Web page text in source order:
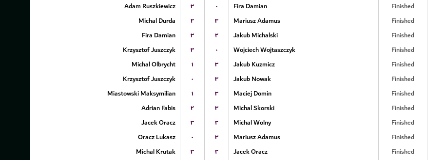
Adam Ruszkiewicz
۳ ۰ Fira Damian Finished
Michal Durda
۲ ۳ Mariusz Adamus Finished
Fira Damian
۳ ۲ Jakub Michalski Finished
Krzysztof Juszczyk
۳ ۰ Wojciech Wojtaszczyk Finished
Michal Olbrycht
۱ ۳ Jakub Kuzmicz Finished
Krzysztof Juszczyk
۰ ۳ Jakub Nowak Finished
Miastowski Maksymilian
۱ ۳ Maciej Domin Finished
Adrian Fabis
۲ ۳ Michal Skorski Finished
Jacek Oracz
۳ ۲ Michal Wolny Finished
Oracz Lukasz
۰ ۳ Mariusz Adamus Finished
Michal Krutak
۳ ۲ Jacek Oracz Finished